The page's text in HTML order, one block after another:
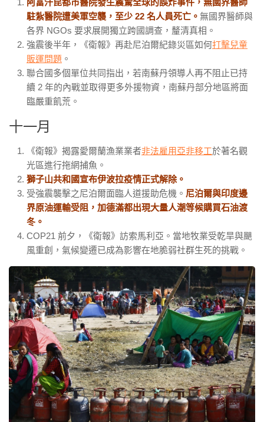
駐紮醫院遭美軍空襲，至少 22 名人員死亡。 無國界醫師與
各界 NGOs 要求展開獨立跨國調查，釐清真相。
強震後半年，《衛報》再赴尼泊爾紀錄災區如何打擊兒童
販運問題 。
聯合國多個單位共同指出，若南蘇丹領導人再不阻止已持
續 2 年的內戰並取得更多外援物資，南蘇丹部分地區將面
臨嚴重飢荒。
十一月
《衛報》揭露愛爾蘭漁業業者非法雇用亞非移工於著名觀
光區進行拖網捕魚。
獅子山共和國宣布伊波拉疫情正式解除。
受強震襲擊之尼泊爾面臨人道援助危機。 尼泊爾與印度邊
界原油運輸受阻，加德滿都出現大量人潮等候購買石油渡
冬。
COP21 前夕，《衛報》訪索馬利亞。當地牧業受乾旱與颶
風重創，氣候變遷已成為影響在地脆弱社群生死的挑戰。